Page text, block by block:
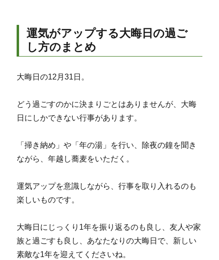
運気がアップする大晦日の過ご
し方のまとめ
大晦日の12月31日。
どう過ごすのかに決まりごとはありませんが、大晦
日にしかできない行事があります。
「掃き納め」や「年の湯」を行い、除夜の鐘を聞き
ながら、年越し蕎麦をいただく。
運気アップを意識しながら、行事を取り入れるのも
楽しいものです。
大晦日にじっくり1年を振り返るのも良し、友人や家
族と過ごすも良し、あなたなりの大晦日で、新しい
素敵な1年を迎えてくださいね。